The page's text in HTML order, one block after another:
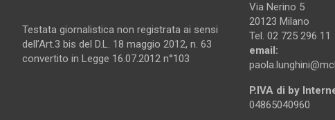
Testata giornalistica non registrata ai sensi
dell’Art.3 bis del D.L. 18 maggio 2012, n. 63
convertito in Legge 16.07.2012 n°103
Via Nerino 5
20123 Milano
Tel. 02 725 296 11
email:
P.IVA di by
04865040960